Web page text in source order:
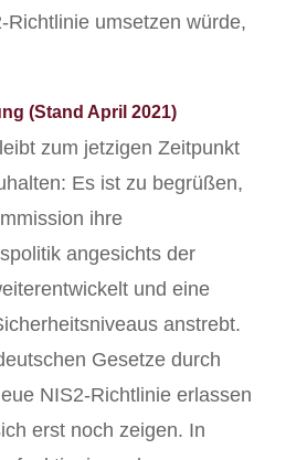
Richtlinie umsetzen würde,
(Stand April 2021)
zum jetzigen Zeitpunkt
Es ist zu begrüßen,
ihre
angesichts der
und eine
anstrebt.
Gesetze durch
NIS2-Richtlinie erlassen
erst noch zeigen. In